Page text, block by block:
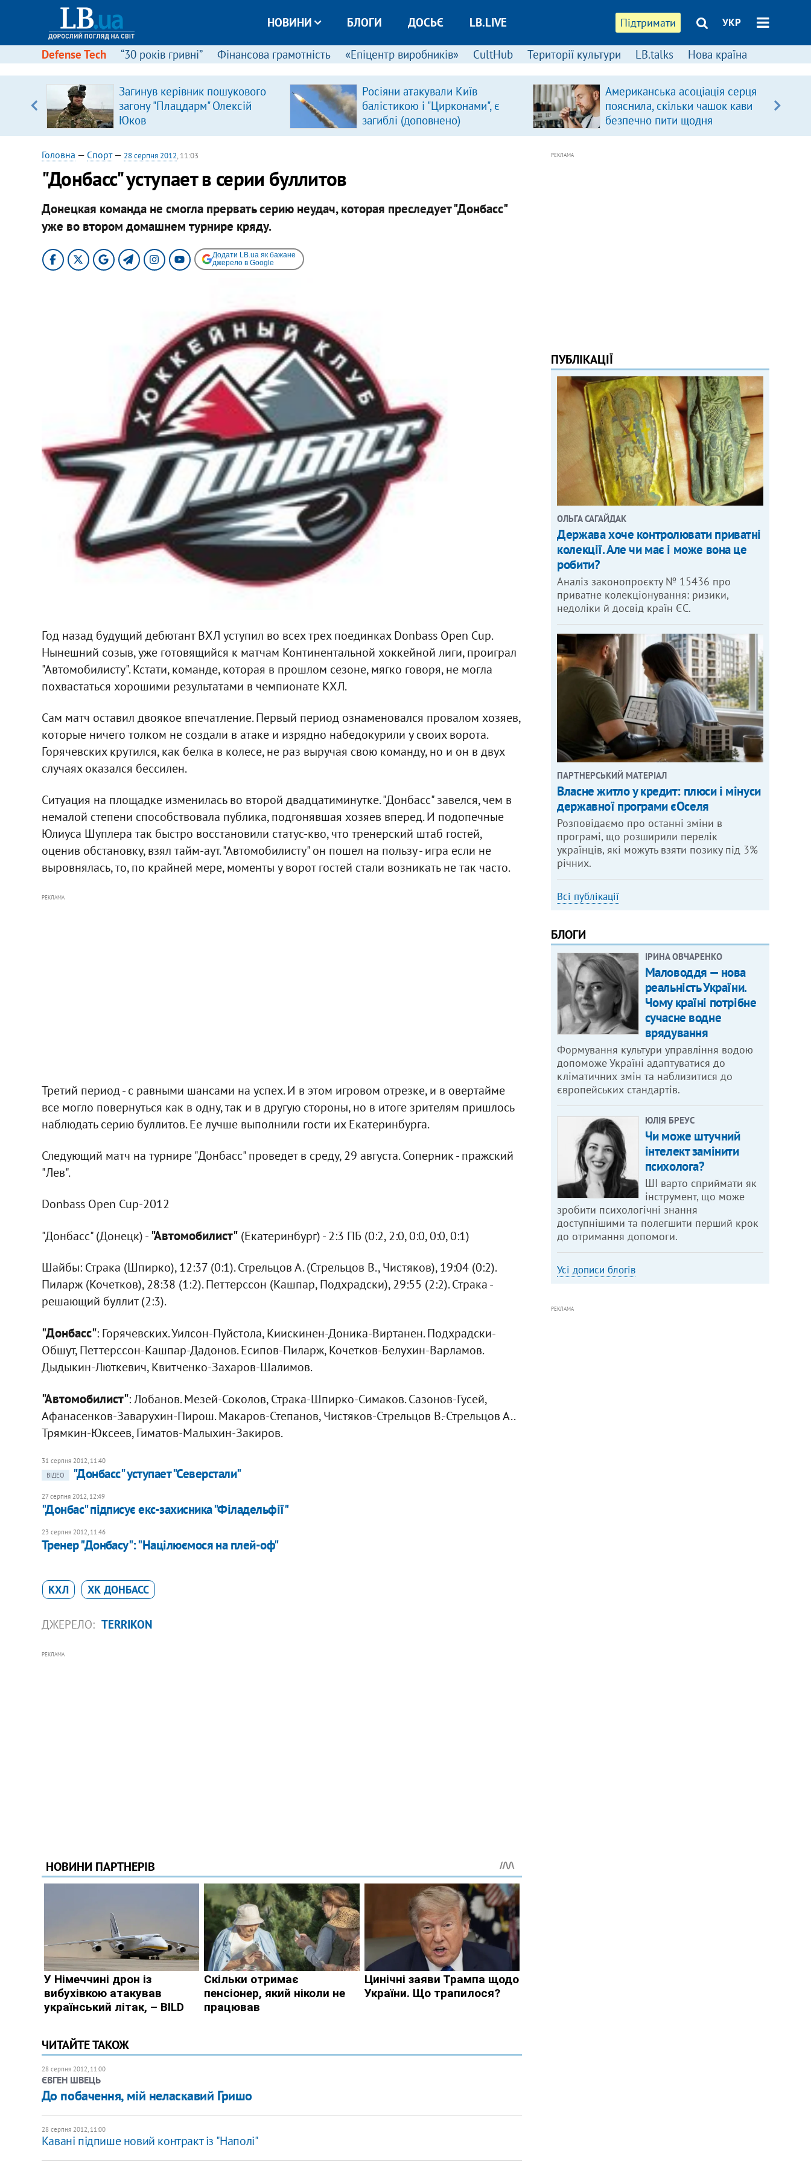
Підтримати УКР
НОВИНИ БЛОГИ ДОСЬЄ LB.LIVE
Defense Tech “30 років гривні” Фінансова грамотність «Епіцентр виробників» CultHub Території культури LB.talks Нова країна
Загинув керівник пошукового
загону "Плацдарм" Олексій
Юков
Росіяни атакували Київ
балістикою і "Цирконами", є
загиблі (доповнено)
Американська асоціація серця
пояснила, скільки чашок кави
безпечно пити щодня
Головна — Спорт— 28 серпня 2012, 11:03
"Донбасс" уступает в серии буллитов
Донецкая команда не смогла прервать серию неудач, которая преследует "Донбасс"
уже во втором домашнем турнире кряду.
Додати LB.ua як бажане
джерело в Google
Год назад будущий дебютант ВХЛ уступил во всех трех поединках Donbass Open Cup.
Нынешний созыв, уже готовящийся к матчам Континентальной хоккейной лиги, проиграл
"Автомобилисту". Кстати, команде, которая в прошлом сезоне, мягко говоря, не могла
похвастаться хорошими результатами в чемпионате КХЛ.
Сам матч оставил двоякое впечатление. Первый период ознаменовался провалом хозяев,
которые ничего толком не создали в атаке и изрядно набедокурили у своих ворота.
Горячевских крутился, как белка в колесе, не раз выручая свою команду, но и он в двух
случаях оказался бессилен.
Ситуация на площадке изменилась во второй двадцатиминутке. "Донбасс" завелся, чем в
немалой степени способствовала публика, подгонявшая хозяев вперед. И подопечные
Юлиуса Шуплера так быстро восстановили статус-кво, что тренерский штаб гостей,
оценив обстановку, взял тайм-аут. "Автомобилисту" он пошел на пользу - игра если не
выровнялась, то, по крайней мере, моменты у ворот гостей стали возникать не так часто.
РЕКЛАМА
Третий период - с равными шансами на успех. И в этом игровом отрезке, и в овертайме
все могло повернуться как в одну, так и в другую стороны, но в итоге зрителям пришлось
наблюдать серию буллитов. Ее лучше выполнили гости их Екатеринбурга.
Следующий матч на турнире "Донбасс" проведет в среду, 29 августа. Соперник - пражский
"Лев".
Donbass Open Cup-2012
"Донбасс" (Донецк) -"Автомобилист"(Екатеринбург) - 2:3 ПБ (0:2, 2:0, 0:0, 0:0, 0:1)
Шайбы: Страка (Шпирко), 12:37 (0:1). Стрельцов А. (Стрельцов В., Чистяков), 19:04 (0:2).
Пиларж (Кочетков), 28:38 (1:2). Петтерссон (Кашпар, Подхрадски), 29:55 (2:2). Страка -
решающий буллит (2:3).
"Донбасс": Горячевских. Уилсон-Пуйстола, Киискинен-Доника-Виртанен. Подхрадски-
Обшут, Петтерссон-Кашпар-Дадонов. Есипов-Пиларж, Кочетков-Белухин-Варламов.
Дыдыкин-Люткевич, Квитченко-Захаров-Шалимов.
"Автомобилист": Лобанов. Мезей-Соколов, Страка-Шпирко-Симаков. Сазонов-Гусей,
Афанасенков-Заварухин-Пирош. Макаров-Степанов, Чистяков-Стрельцов В.-Стрельцов А..
Трямкин-Юксеев, Гиматов-Малыхин-Закиров.
31 серпня 2012, 11:40
ВІДЕО
"Донбасс" уступает "Северстали"
27 серпня 2012, 12:49
"Донбас" підписує екс-захисника "Філадельфії"
23 серпня 2012, 11:46
Тренер "Донбасу": "Націлюємося на плей-оф"
КХЛ ХК ДОНБАСС
ДЖЕРЕЛО: TERRIKON
РЕКЛАМА
ЧИТАЙТЕ ТАКОЖ
28 серпня 2012, 11:00
ЄВГЕН ШВЕЦЬ
​До побачення, мій неласкавий Гришо
28 серпня 2012, 11:00
Кавані підпише новий контракт із "Наполі"
РЕКЛАМА
ПУБЛІКАЦІЇ
ОЛЬГА САГАЙДАК
Держава хоче контролювати приватні
колекції. Але чи має і може вона це
робити?
Аналіз законопроєкту № 15436 про
приватне колекціонування: ризики,
недоліки й досвід країн ЄС.
ПАРТНЕРСЬКИЙ МАТЕРІАЛ
Власне житло у кредит: плюси і мінуси
державної програми єОселя
Розповідаємо про останні зміни в
програмі, що розширили перелік
українців, які можуть взяти позику під 3%
річних.
Всі публікації
БЛОГИ
ІРИНА ОВЧАРЕНКО
Маловоддя — нова
реальність України.
Чому країні потрібне
сучасне водне
врядування
Формування культури управління водою
допоможе Україні адаптуватися до
кліматичних змін та наблизитися до
європейських стандартів.
ЮЛІЯ БРЕУС
Чи може штучний
інтелект замінити
психолога?
ШІ варто сприймати як
інструмент, що може
зробити психологічні знання
доступнішими та полегшити перший крок
до отримання допомоги.
Усі дописи блогів
РЕКЛАМА